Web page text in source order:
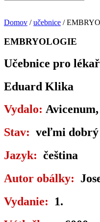
Domov /učebnice /
EMBRYOLOGIE
Učebnice pro
Eduard Klika
Vydalo:
Stav: veľmi dobrý
Jazyk: čeština
Autor obálky:
Vydanie: 1.